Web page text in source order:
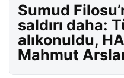
Sumud
saldırı daha:
alıkonuldu,
Mahmut